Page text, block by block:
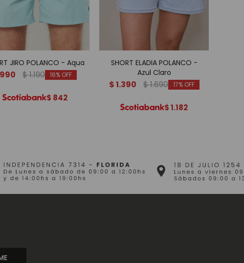
JIRO POLANCO - Aqua
990 $1.190 16
$ 842
SHORT ELADIA POLANCO -
Azul Claro
$1.390 $1.690 17
$1.182